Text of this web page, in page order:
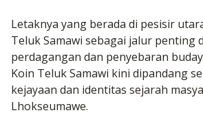
Letaknya yang berada di pesisir
Teluk Samawi sebagai jalur penting
perdagangan dan penyebaran
Koin Teluk Samawi kini dipandang
kejayaan dan identitas sejarah
Lhokseumawe.